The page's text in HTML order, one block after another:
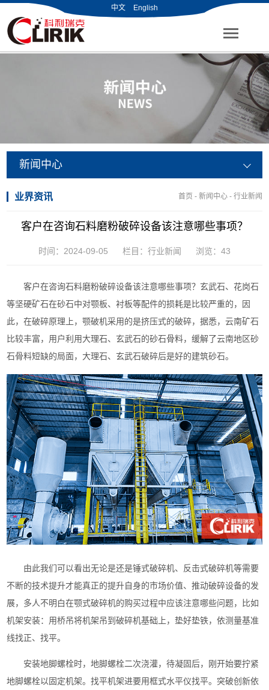
中文 English
新闻中心
业界资讯 首页 - 新闻中心- 行业新闻
客户在咨询石料磨粉破碎设备该注意哪些事项？
时间：2024-09-05 栏目： 行业新闻 浏览： 43
客户在咨询石料磨粉破碎设备该注意哪些事项？玄武石、花岗石
等坚硬矿石在砂石中对颚板、衬板等配件的损耗是比较严重的，因
此，在破碎原理上，颚破机采用的是挤压式的破碎，据悉，云南矿石
比较丰富，用户利用大理石、玄武石的砂石骨料，缓解了云南地区砂
石骨料短缺的局面，大理石、玄武石破碎后是好的建筑砂石。
由此我们可以看出无论是还是锤式破碎机、反击式破碎机等需要
不断的技术提升才能真正的提升自身的市场价值、推动破碎设备的发
展，多人不明白在颚式破碎机的购买过程中应该注意哪些问题，比如
机架安装：用桥吊将机架吊到破碎机基础上，垫好垫铁，依测量基准
线找正、找平。
安装地脚螺栓时，地脚螺栓二次浇灌，待凝固后，刚开始要拧紧
地脚螺栓以固定机架。找平机架进要用框式水平仪找平。突破创新依